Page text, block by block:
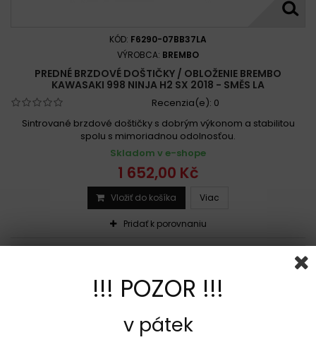
KÓD: F6290-07BB37LA
VÝROBCA: BREMBO
PREDNÉ BRZDOVÉ DOŠTIČKY / OBLOŽENIE BREMBO
KAWASAKI 998 NINJA H2 SX 2018 - SMĚS LA
Recenzia(e): 0
Sintrované brzdové doštičky s dobrým výkonom a stabilitou
spolu s mimoriadnou odolnosťou.
Skladom v e-shope
1 652,00 Kč
Vložiť do košíka Viac
Pridať k porovnaniu
!!! POZOR !!!
v pátek